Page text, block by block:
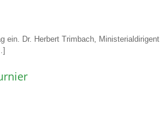
ein. Dr. Herbert Trimbach, Ministerialdirigent